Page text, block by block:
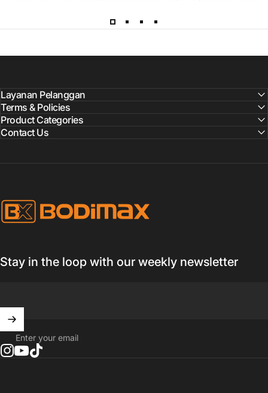
Layanan Pelanggan
Terms & Policies
Product Categories
Contact Us
BODIMAX
Stay in the loop with our weekly newsletter
Enter your email